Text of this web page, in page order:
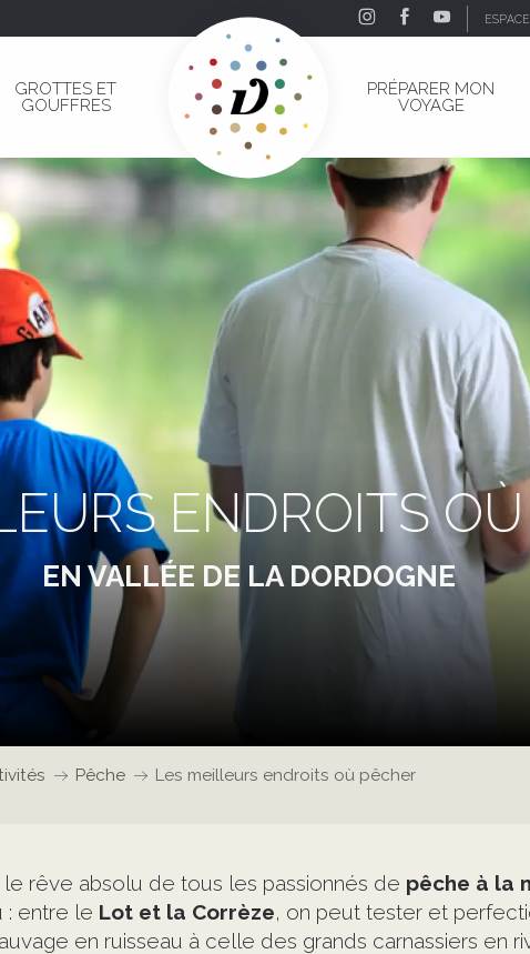
GROTTES ET
GOUFFRES
PRÉPARER MON
VOYAGE
ENDROITS
EN VALLÉE DE LA DORDOGNE
Pêche Les meilleurs endroits où pêcher
le rêve absolu de tous les passionnés de pêche à la
: entre le Lot et la Corrèze, on peut tester et
en ruisseau à celle des grands carnassiers en